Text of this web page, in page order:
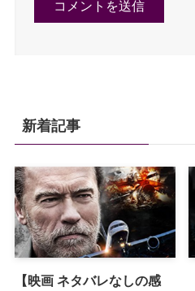
新着記事
【映画 ネタバレなしの感